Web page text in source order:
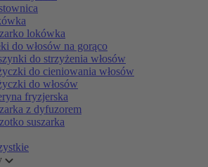
lokówka
do włosów na gorąco
do strzyżenia włosów
do cieniowania włosów
do włosów
fryzjerska
z dyfuzorem
suszarka